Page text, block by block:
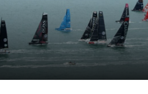
Lauriane Nolot en or